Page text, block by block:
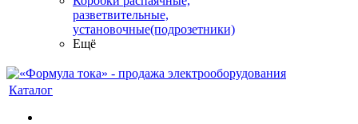
разветвительные,
установочные(подрозетники)
Ещё
Каталог